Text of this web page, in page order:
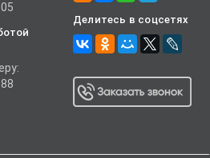
Делитесь в соцсетях